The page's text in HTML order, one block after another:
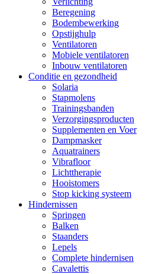
Beregening
Bodembewerking
Opstijghulp
Ventilatoren
Mobiele ventilatoren
Inbouw ventilatoren
Conditie en gezondheid
Solaria
Stapmolens
Trainingsbanden
Verzorgingsproducten
Supplementen en Voer
Dampmasker
Aquatrainers
Vibrafloor
Lichttherapie
Hooistomers
Stop kicking systeem
Hindernissen
Springen
Balken
Staanders
Lepels
Complete hindernisen
Cavalettis